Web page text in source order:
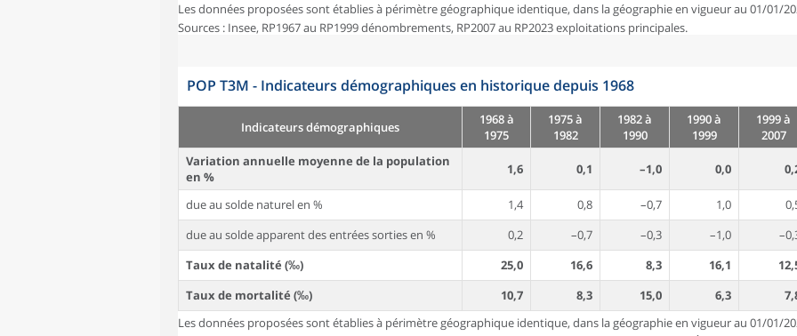
Les données proposées sont établies à périmètre géographique identique, dans la géographie en vigueur au 01/01/
Sources : Insee, RP1967 au RP1999 dénombrements, RP2007 au RP2023 exploitations principales.
POP T3M - Indicateurs démographiques en historique depuis 1968
Indicateurs démographiques
1968 à
1975
1975 à
1982
1982 à
1990
1990 à
1999
1999 à
2007
Variation annuelle moyenne de la population
en %
1,6 0,1 –1,0 0,0
due au solde naturel en % 1,4 0,8 –0,7 1,0
due au solde apparent des entrées sorties en %
0,2 –0,7 –0,3 –1,0
Taux de natalité (‰)
25,0 16,6 8,3 16,1
Taux de mortalité (‰)
10,7 8,3 15,0 6,3
Les données proposées sont établies à périmètre géographique identique, dans la géographie en vigueur au 01/01/